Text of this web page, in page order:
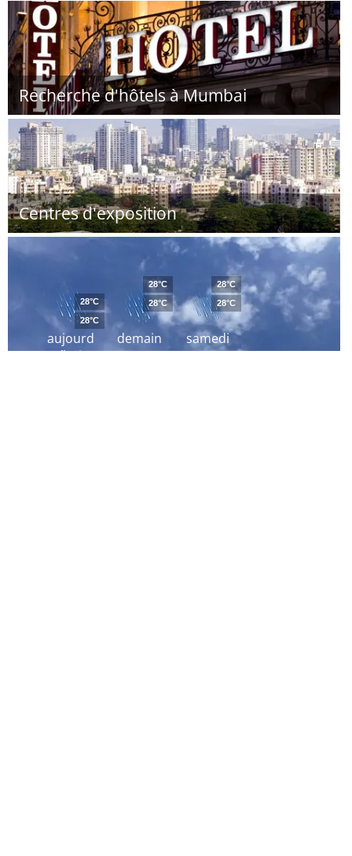
Recherche d'hôtels à Mumbai
Centres d'exposition
aujourd
´hui
28°C
28°C
demain
28°C
28°C
samedi
28°C
28°C